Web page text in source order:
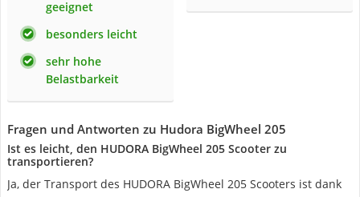
geeignet
besonders leicht
sehr hohe
Belastbarkeit
Fragen und Antworten zu Hudora BigWheel 205
Ist es leicht, den HUDORA BigWheel 205 Scooter zu
transportieren?
Ja, der Transport des HUDORA BigWheel 205 Scooters ist dank